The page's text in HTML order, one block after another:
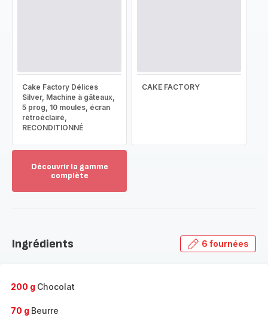
Cake Factory Délices
Silver, Machine à gâteaux,
5 prog, 10 moules, écran
rétroéclairé,
RECONDITIONNÉ
CAKE FACTORY
Découvrir la gamme
complète
gamme
Ingrédients 6 fournées
200 g Chocolat
70 g Beurre